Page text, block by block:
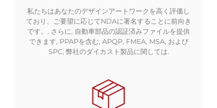
私たちはあなたのデザインアートワークを高く評価し
ており、ご要望に応じてNDAに署名することに前向き
です。. さらに, 自動車部品の認証済みファイルを提供
できます, PPAPを含む, APQP, FMEA, MSA, および
SPC, 弊社のダイカスト製品に関しては.